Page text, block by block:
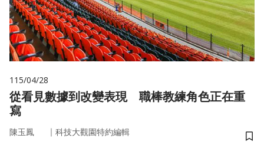
115/04/28
從看見數據到改變表現 職棒教練角色正在重
寫
陳玉鳳 ｜ 科技大觀園特約編輯
儲